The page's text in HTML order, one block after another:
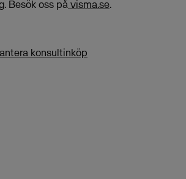
Besök oss påvisma.se.
konsultinköp